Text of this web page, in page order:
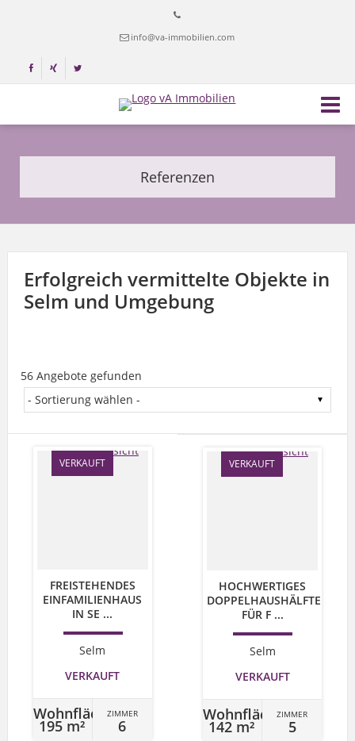
info@va-immobilien.com
Referenzen
Erfolgreich vermittelte Objekte in
Selm und Umgebung
56 Angebote gefunden
VERKAUFT
FREISTEHENDES
EINFAMILIENHAUS
IN SE ...
Selm
VERKAUFT
Wohnfläche
195 m²
ZIMMER
6
VERKAUFT
HOCHWERTIGES
DOPPELHAUSHÄLFTE
FÜR F ...
Selm
VERKAUFT
Wohnfläche
142 m²
ZIMMER
5